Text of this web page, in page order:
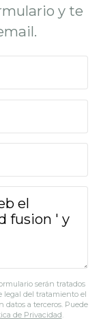
y te
serán tratados
legal del tratamiento el
datos a terceros. Puede
de Privacidad